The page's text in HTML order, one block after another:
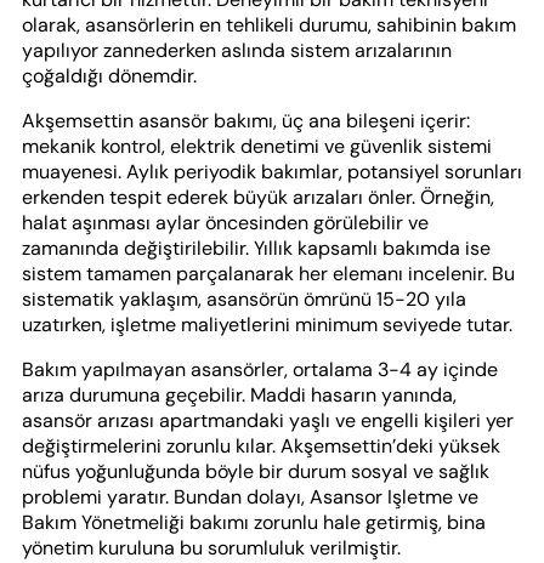
olarak, asansörlerin en tehlikeli durumu, sahibinin bakım
yapılıyor zannederken aslında sistem arızalarının
çoğaldığı dönemdir.
Akşemsettin asansör bakımı, üç ana bileşeni içerir:
mekanik kontrol, elektrik denetimi ve güvenlik sistemi
muayenesi. Aylık periyodik bakımlar, potansiyel sorunları
erkenden tespit ederek büyük arızaları önler. Örneğin,
halat aşınması aylar öncesinden görülebilir ve
zamanında değiştirilebilir. Yıllık kapsamlı bakımda ise
sistem tamamen parçalanarak her elemanı incelenir. Bu
sistematik yaklaşım, asansörün ömrünü 15-20 yıla
uzatırken, işletme maliyetlerini minimum seviyede tutar.
Bakım yapılmayan asansörler, ortalama 3-4 ay içinde
arıza durumuna geçebilir. Maddi hasarın yanında,
asansör arızası apartmandaki yaşlı ve engelli kişileri yer
değiştirmelerini zorunlu kılar. Akşemsettin’deki yüksek
nüfus yoğunluğunda böyle bir durum sosyal ve sağlık
problemi yaratır. Bundan dolayı, Asansor Işletme ve
Bakım Yönetmeliği bakımı zorunlu hale getirmiş, bina
yönetim kuruluna bu sorumluluk verilmiştir.